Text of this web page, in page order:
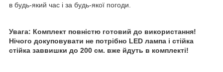
в будь-який час і за будь-якої погоди.
Увага: Комплект повністю готовий до використання!
Нічого докуповувати не потрібно LED лампа і стійка
стійка заввишки до 200 см. вже йдуть в комплекті!